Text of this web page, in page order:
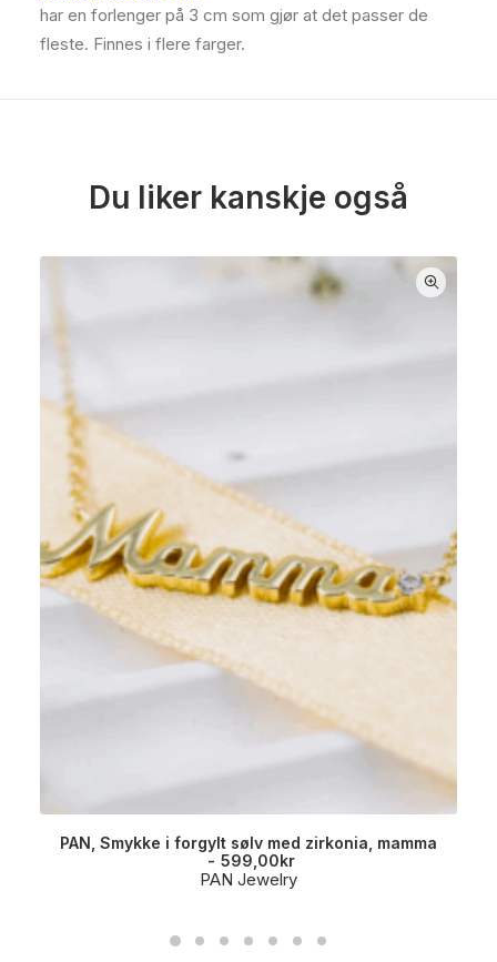
har en forlenger på 3 cm som gjør at det passer de
fleste. Finnes i flere farger.
Du liker kanskje også
PAN, Smykke i forgylt sølv med zirkonia, mamma
599,00kr
PAN Jewelry